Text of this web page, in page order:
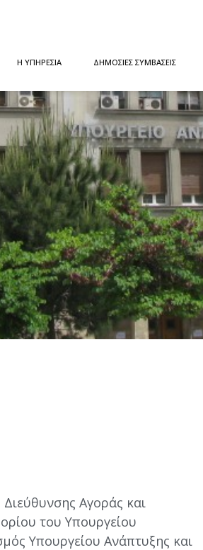
Η ΥΠΗΡΕΣΙΑ ΔΗΜΟΣΙΕΣ ΣΥΜΒΑΣΕΙΣ
Αγοράς και
του Υπουργείου
Υπουργείου Ανάπτυξης και